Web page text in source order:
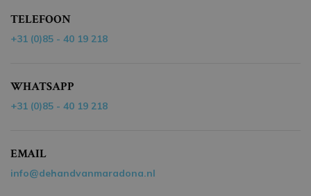
TELEFOON
+31 (0)85 - 40 19 218
WHATSAPP
+31 (0)85 - 40 19 218
EMAIL
info@dehandvanmaradona.nl